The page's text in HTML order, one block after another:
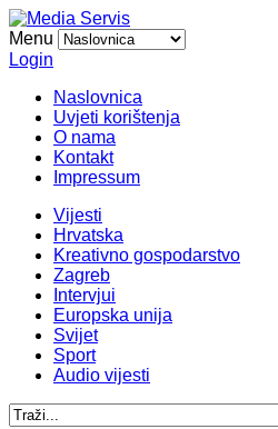
Menu
Login
Naslovnica
Uvjeti korištenja
O nama
Kontakt
Impressum
Vijesti
Hrvatska
Kreativno gospodarstvo
Zagreb
Intervjui
Europska unija
Svijet
Sport
Audio vijesti